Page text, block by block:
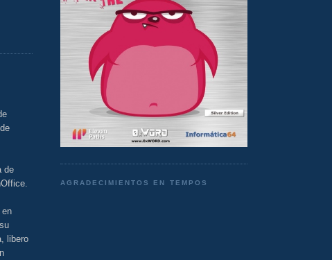
de
en
libero
AGRADECIMIENTOS EN TEMPOS